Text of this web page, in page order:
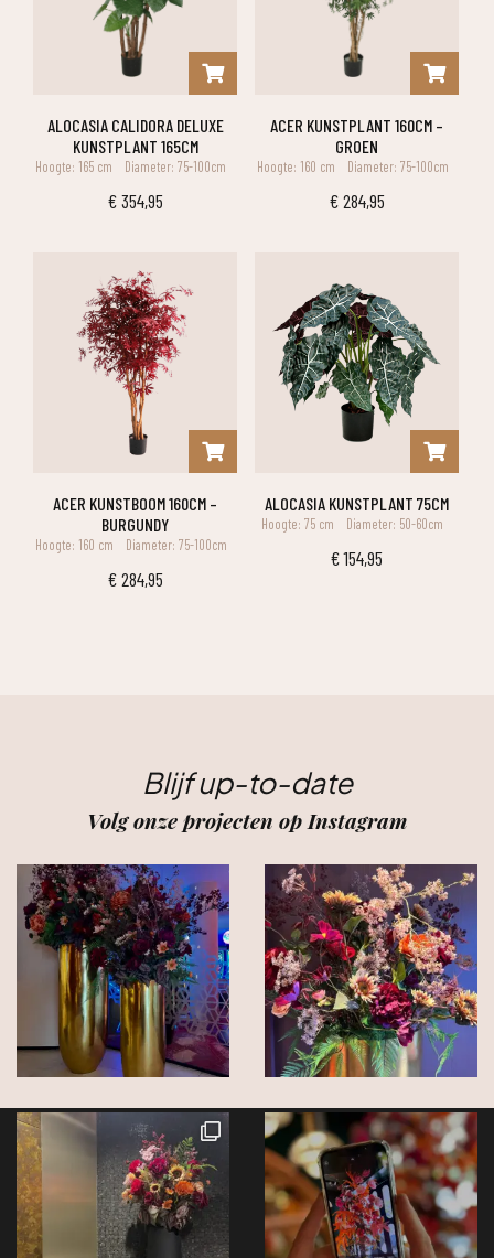
ALOCASIA CALIDORA DELUXE
KUNSTPLANT 165CM
Hoogte: 165 cm Diameter: 75-100cm
€ 354,95
ACER KUNSTPLANT 160CM –
GROEN
Hoogte: 160 cm Diameter: 75-100cm
€ 284,95
ACER KUNSTBOOM 160CM –
BURGUNDY
Hoogte: 160 cm Diameter: 75-100cm
€ 284,95
ALOCASIA KUNSTPLANT 75CM
Hoogte: 75 cm Diameter: 50-60cm
€154,95
Blijf up-to-date
Volg onze projecten op Instagram